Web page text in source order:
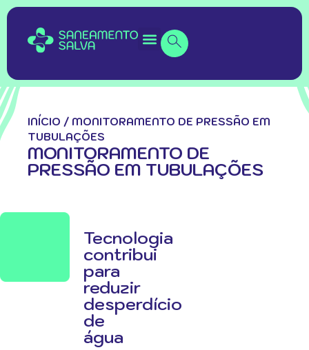
INÍCIO / MONITORAMENTO DE PRESSÃO EM
TUBULAÇÕES
MONITORAMENTO DE
PRESSÃO EM TUBULAÇÕES
Tecnologia
contribui
para
reduzir
desperdício
de
água